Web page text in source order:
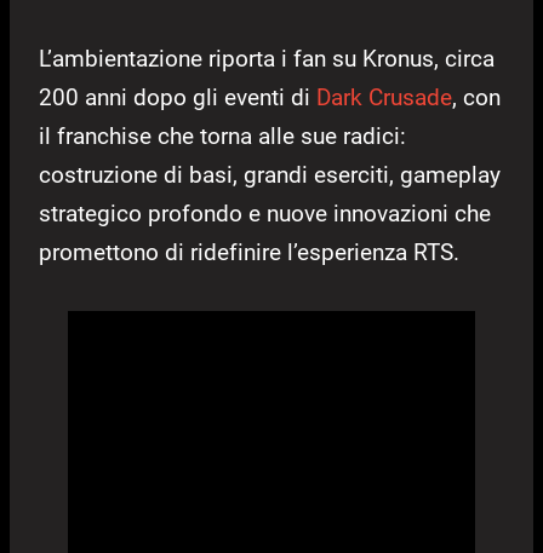
L’ambientazione riporta i fan su Kronus, circa
200 anni dopo gli eventi di Dark Crusade, con
il franchise che torna alle sue radici:
costruzione di basi, grandi eserciti, gameplay
strategico profondo e nuove innovazioni che
promettono di ridefinire l’esperienza RTS.